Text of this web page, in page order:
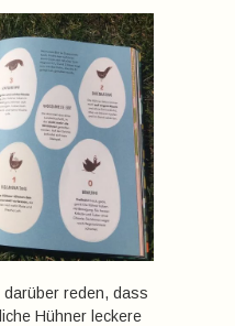
darüber reden, dass
Hühner leckere